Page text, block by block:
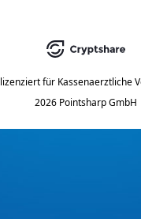
lizenziert für Kassenaerztliche
2026 Pointsharp GmbH